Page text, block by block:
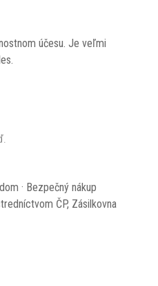
účesu. Je veľmi
· Bezpečný nákup
ČP, Zásilkovna